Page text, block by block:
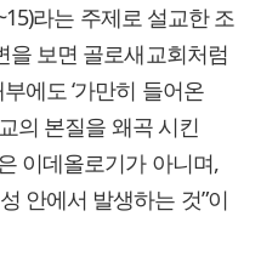
라는 주제로 설교한 조
을 보면 골로새교회처럼
에도 ‘가만히 들어온
의 본질을 왜곡 시킨
이데올로기가 아니며,
안에서 발생하는 것”이